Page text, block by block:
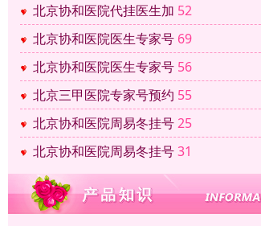
北京协和医院代挂医生加 52
北京协和医院医生专家号 69
北京协和医院医生专家号 56
北京三甲医院专家号预约 55
北京协和医院周易冬挂号25
北京协和医院周易冬挂号31